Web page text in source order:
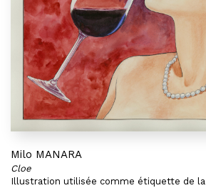
Milo MANARA
Cloe
Illustration utilisée comme étiquette de la